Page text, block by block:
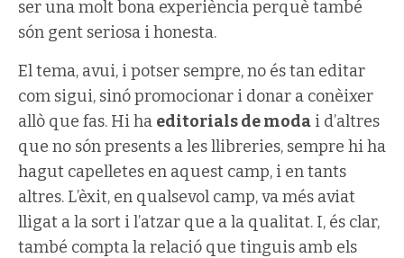
ser una molt bona experiència perquè també
són gent seriosa i honesta.
El tema, avui, i potser sempre, no és tan editar
com sigui, sinó promocionar i donar a conèixer
allò que fas. Hi ha editorials de moda i d’altres
que no són presents a les llibreries, sempre hi ha
hagut capelletes en aquest camp, i en tants
altres. L’èxit, en qualsevol camp, va més aviat
lligat a la sort i l’atzar que a la qualitat. I, és clar,
també compta la relació que tinguis amb els